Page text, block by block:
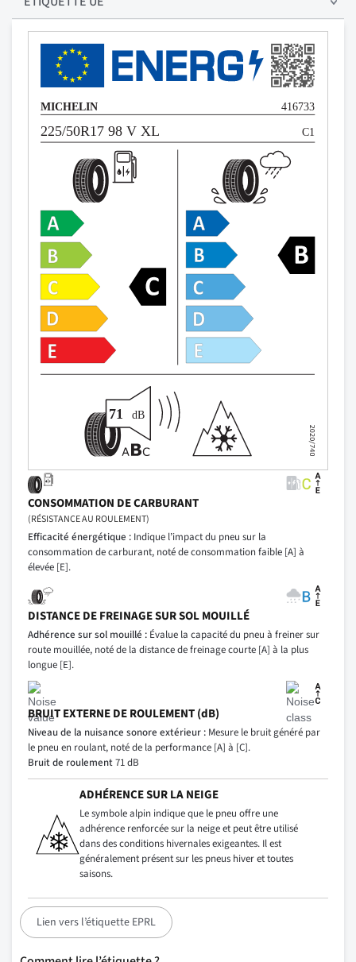
CONSOMMATION DE CARBURANT
(RÉSISTANCE AU ROULEMENT)
Efficacité énergétique : Indique l’impact du pneu sur la
consommation de carburant, noté de consommation faible [A] à
élevée [E].
DISTANCE DE FREINAGE SUR SOL MOUILLÉ
Adhérence sur sol mouillé : Évalue la capacité du pneu à freiner sur
route mouillée, noté de la distance de freinage courte [A] à la plus
longue [E].
BRUIT EXTERNE DE ROULEMENT (dB)
Niveau de la nuisance sonore extérieur : Mesure le bruit généré par
le pneu en roulant, noté de la performance [A] à [C].
Bruit de roulement71 dB
ADHÉRENCE SUR LA NEIGE
Le symbole alpin indique que le pneu offre une
adhérence renforcée sur la neige et peut être utilisé
dans des conditions hivernales exigeantes. Il est
généralement présent sur les pneus hiver et toutes
saisons.
Lien vers l’étiquette EPRL